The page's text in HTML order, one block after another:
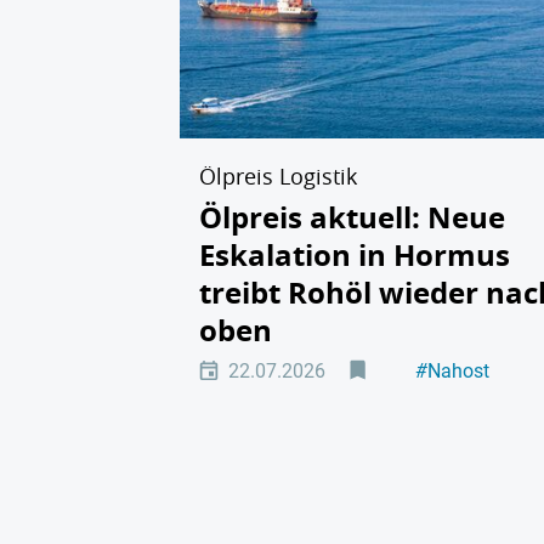
Ölpreis Logistik
Ölpreis aktuell: Neue
Eskalation in Hormus
treibt Rohöl wieder
oben
22.07.2026 #Nahost